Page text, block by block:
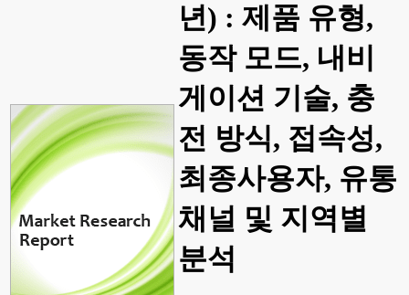
년) : 제품 유형,
동작 모드, 내비
게이션 기술, 충
전 방식, 접속성,
최종사용자, 유통
채널 및 지역별
분석